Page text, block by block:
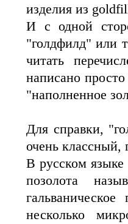
изделия из
И с одной
"голдфилд" или
читать
написано
"наполненное
Для справки,
очень классный,
В русском языке
позолота
несколько